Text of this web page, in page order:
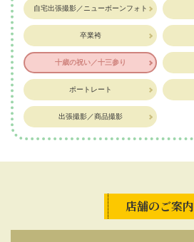
自宅出張撮影／ニューボーンフォト
卒業袴
十歳の祝い／十三参り
ポートレート
出張撮影／商品撮影
店舗のご案内